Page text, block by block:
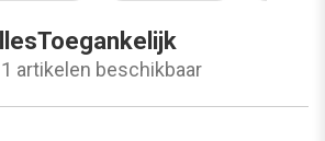
1 artikelen beschikbaar